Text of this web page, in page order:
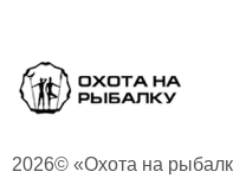
2026© «Охота на